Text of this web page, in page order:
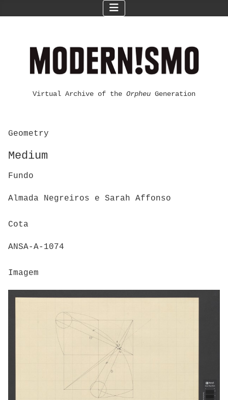
Virtual Archive of the Orpheu Generation
Geometry
Medium
Fundo
Almada Negreiros e Sarah Affonso
Cota
ANSA-A-1074
Imagem